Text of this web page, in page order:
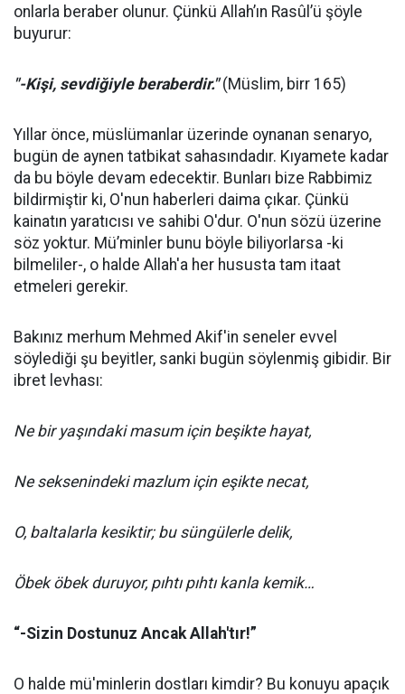
onlarla beraber olunur. Çünkü Allah’ın Rasûl’ü şöyle
buyurur:
"-Kişi, sevdiğiyle beraberdir."(Müslim, birr 165)
Yıllar önce, müslümanlar üzerinde oynanan senaryo,
bugün de aynen tatbikat sahasındadır. Kıyamete kadar
da bu böyle devam edecektir. Bunları bize Rabbimiz
bildirmiştir ki, O'nun haberleri daima çıkar. Çünkü
kainatın yaratıcısı ve sahibi O'dur. O'nun sözü üzerine
söz yoktur. Mü’minler bunu böyle biliyorlarsa -ki
bilmeliler-, o halde Allah'a her hususta tam itaat
etmeleri gerekir.
Bakınız merhum Mehmed Akif'in seneler evvel
söylediği şu beyitler, sanki bugün söylenmiş gibidir. Bir
ibret levhası:
Ne bir yaşındaki masum için beşikte hayat,
Ne seksenindeki mazlum için eşikte necat,
O, baltalarla kesiktir; bu süngülerle delik,
Öbek öbek duruyor, pıhtı pıhtı kanla kemik…
“-Sizin Dostunuz Ancak Allah'tır!”
O halde mü'minlerin dostları kimdir? Bu konuyu apaçık